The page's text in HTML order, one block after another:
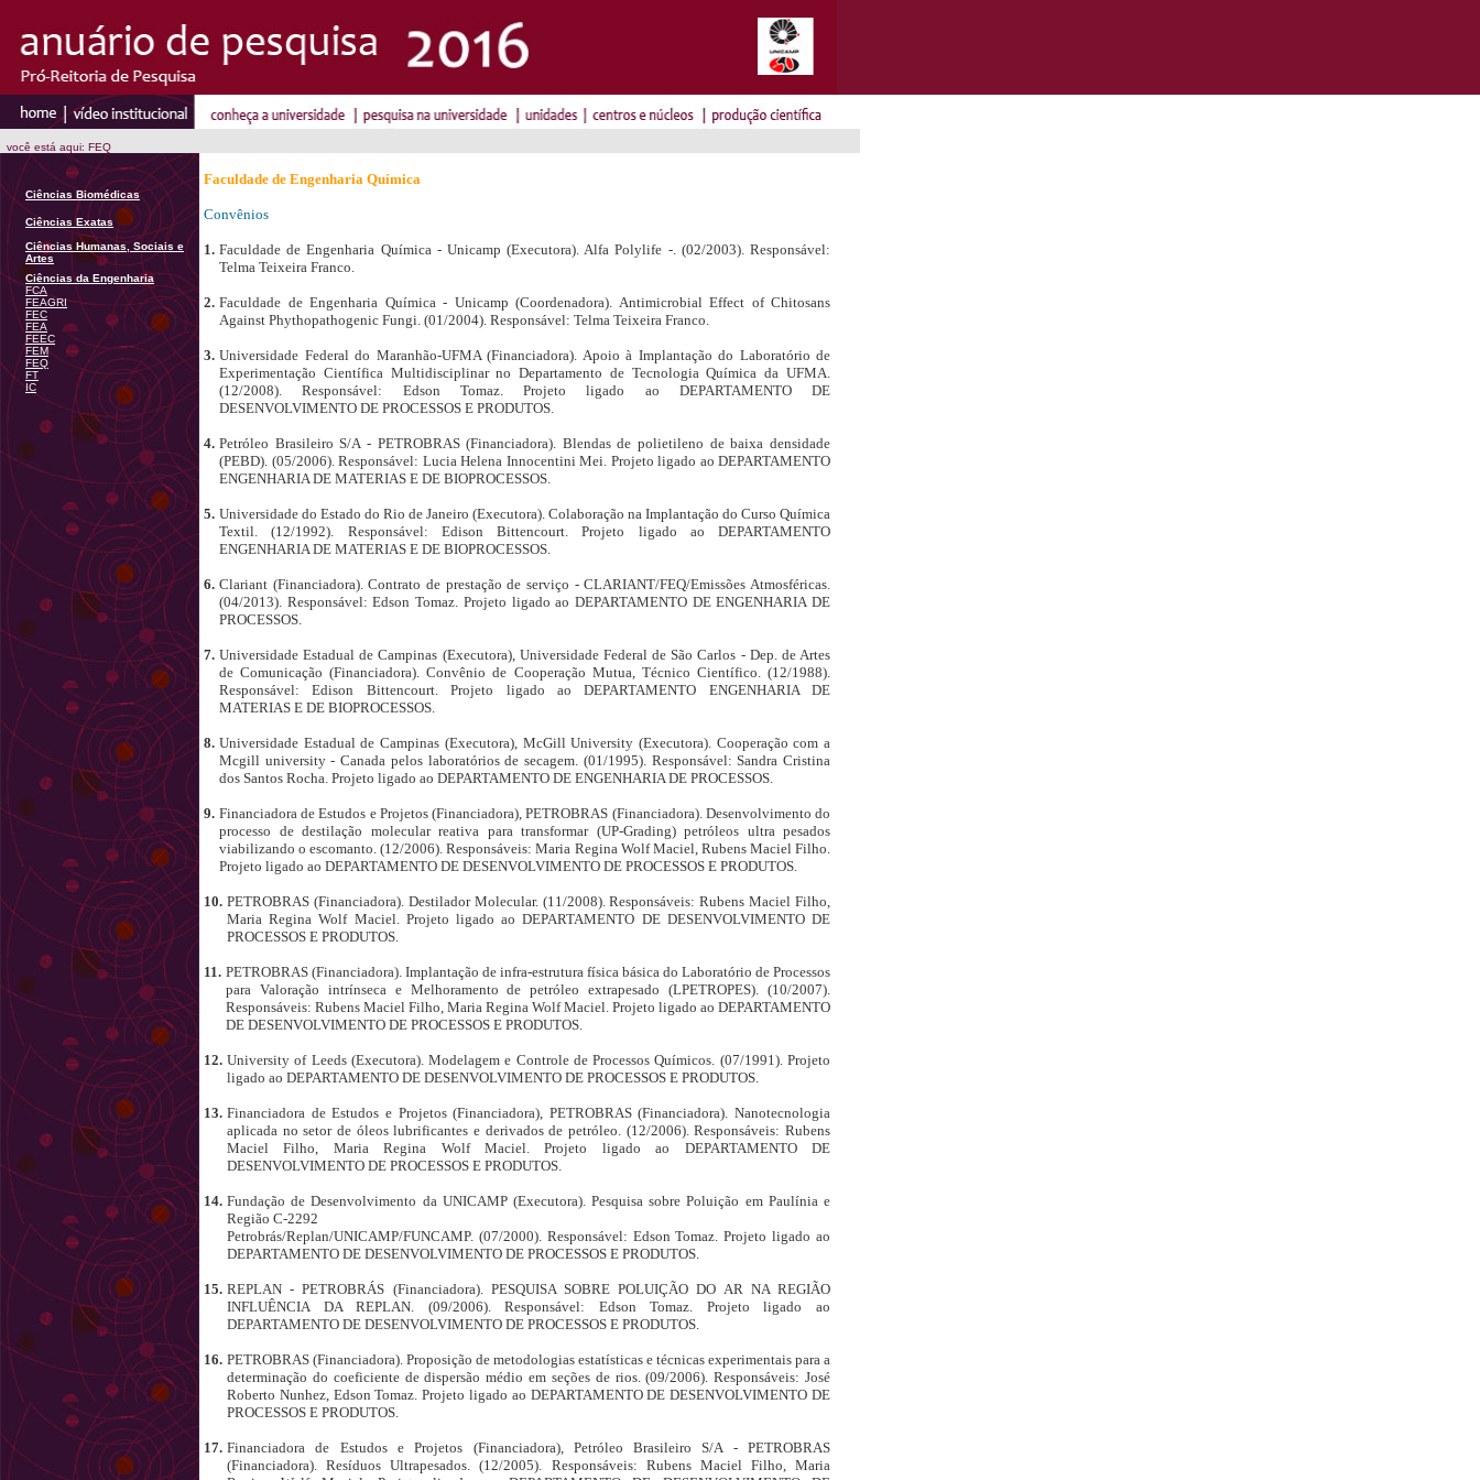
você está aqui: FEQ
Ciências Biomédicas
Ciências Exatas
Ciências Humanas, Sociais e
Artes
Ciências da Engenharia
FCA
FEAGRI
FEC
FEA
FEEC
FEM
FEQ
FT
IC
Faculdade de Engenharia Química
Convênios
1. Faculdade de Engenharia Química - Unicamp (Executora). Alfa Polylife -. (02/2003). Responsável:
Telma Teixeira Franco.
2. Faculdade de Engenharia Química - Unicamp (Coordenadora). Antimicrobial Effect of Chitosans
Against Phythopathogenic Fungi. (01/2004). Responsável: Telma Teixeira Franco.
3. Universidade Federal do Maranhão-UFMA (Financiadora). Apoio à Implantação do Laboratório de
Experimentação Científica Multidisciplinar no Departamento de Tecnologia Química da UFMA.
(12/2008). Responsável: Edson Tomaz. Projeto ligado ao DEPARTAMENTO DE
DESENVOLVIMENTO DE PROCESSOS E PRODUTOS.
4. Petróleo Brasileiro S/A - PETROBRAS (Financiadora). Blendas de polietileno de baixa densidade
(PEBD). (05/2006). Responsável: Lucia Helena Innocentini Mei. Projeto ligado ao DEPARTAMENTO
ENGENHARIA DE MATERIAS E DE BIOPROCESSOS.
5. Universidade do Estado do Rio de Janeiro (Executora). Colaboração na Implantação do Curso Química
Textil. (12/1992). Responsável: Edison Bittencourt. Projeto ligado ao DEPARTAMENTO
ENGENHARIA DE MATERIAS E DE BIOPROCESSOS.
6. Clariant (Financiadora). Contrato de prestação de serviço - CLARIANT/FEQ/Emissões Atmosféricas.
(04/2013). Responsável: Edson Tomaz. Projeto ligado ao DEPARTAMENTO DE ENGENHARIA DE
PROCESSOS.
7. Universidade Estadual de Campinas (Executora), Universidade Federal de São Carlos - Dep. de Artes
de Comunicação (Financiadora). Convênio de Cooperação Mutua, Técnico Científico. (12/1988).
Responsável: Edison Bittencourt. Projeto ligado ao DEPARTAMENTO ENGENHARIA DE
MATERIAS E DE BIOPROCESSOS.
8. Universidade Estadual de Campinas (Executora), McGill University (Executora). Cooperação com a
Mcgill university - Canada pelos laboratórios de secagem. (01/1995). Responsável: Sandra Cristina
dos Santos Rocha. Projeto ligado ao DEPARTAMENTO DE ENGENHARIA DE PROCESSOS.
9. Financiadora de Estudos e Projetos (Financiadora), PETROBRAS (Financiadora). Desenvolvimento do
processo de destilação molecular reativa para transformar (UP-Grading) petróleos ultra pesados
viabilizando o escomanto. (12/2006). Responsáveis: Maria Regina Wolf Maciel, Rubens Maciel Filho.
Projeto ligado ao DEPARTAMENTO DE DESENVOLVIMENTO DE PROCESSOS E PRODUTOS.
10. PETROBRAS (Financiadora). Destilador Molecular. (11/2008). Responsáveis: Rubens Maciel Filho,
Maria Regina Wolf Maciel. Projeto ligado ao DEPARTAMENTO DE DESENVOLVIMENTO DE
PROCESSOS E PRODUTOS.
11. PETROBRAS (Financiadora). Implantação de infra-estrutura física básica do Laboratório de Processos
para Valoração intrínseca e Melhoramento de petróleo extrapesado (LPETROPES). (10/2007).
Responsáveis: Rubens Maciel Filho, Maria Regina Wolf Maciel. Projeto ligado ao DEPARTAMENTO
DE DESENVOLVIMENTO DE PROCESSOS E PRODUTOS.
12. University of Leeds (Executora). Modelagem e Controle de Processos Químicos. (07/1991). Projeto
ligado ao DEPARTAMENTO DE DESENVOLVIMENTO DE PROCESSOS E PRODUTOS.
13. Financiadora de Estudos e Projetos (Financiadora), PETROBRAS (Financiadora). Nanotecnologia
aplicada no setor de óleos lubrificantes e derivados de petróleo. (12/2006). Responsáveis: Rubens
Maciel Filho, Maria Regina Wolf Maciel. Projeto ligado ao DEPARTAMENTO DE
DESENVOLVIMENTO DE PROCESSOS E PRODUTOS.
14. Fundação de Desenvolvimento da UNICAMP (Executora). Pesquisa sobre Poluição em Paulínia e
Região C-2292
Petrobrás/Replan/UNICAMP/FUNCAMP. (07/2000). Responsável: Edson Tomaz. Projeto ligado ao
DEPARTAMENTO DE DESENVOLVIMENTO DE PROCESSOS E PRODUTOS.
15. REPLAN - PETROBRÁS (Financiadora). PESQUISA SOBRE POLUIÇÃO DO AR NA REGIÃO
INFLUÊNCIA DA REPLAN. (09/2006). Responsável: Edson Tomaz. Projeto ligado ao
DEPARTAMENTO DE DESENVOLVIMENTO DE PROCESSOS E PRODUTOS.
16. PETROBRAS (Financiadora). Proposição de metodologias estatísticas e técnicas experimentais para a
determinação do coeficiente de dispersão médio em seções de rios. (09/2006). Responsáveis: José
Roberto Nunhez, Edson Tomaz. Projeto ligado ao DEPARTAMENTO DE DESENVOLVIMENTO DE
PROCESSOS E PRODUTOS.
17. Financiadora de Estudos e Projetos (Financiadora), Petróleo Brasileiro S/A - PETROBRAS
(Financiadora). Resíduos Ultrapesados. (12/2005). Responsáveis: Rubens Maciel Filho, Maria